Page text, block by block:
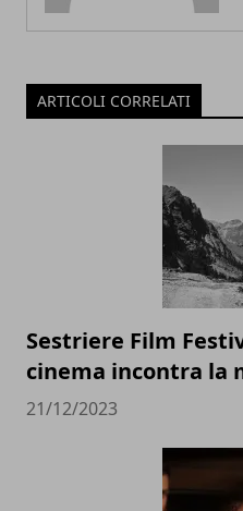
ARTICOLI CORRELATI
Sestriere Film
cinema incontra la
21/12/2023